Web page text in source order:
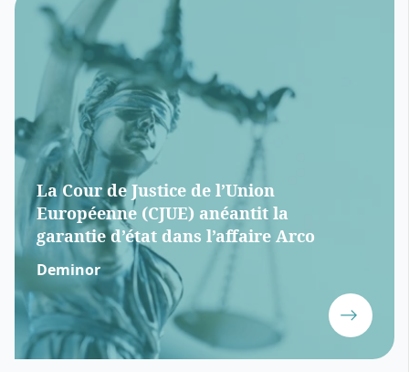
La Cour de Justice de l’Union
Européenne (CJUE) anéantit la
garantie d’état dans l’affaire Arco
Deminor